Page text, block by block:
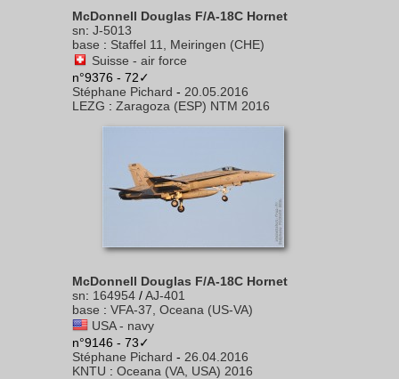
McDonnell Douglas F/A-18C Hornet
sn: J-5013
base : Staffel 11, Meiringen (CHE)
Suisse - air force
n°9376 - 72✓
Stéphane Pichard - 20.05.2016
LEZG : Zaragoza (ESP) NTM 2016
McDonnell Douglas F/A-18C Hornet
sn: 164954 /AJ-401
base : VFA-37, Oceana (US-VA)
USA - navy
n°9146 - 73✓
Stéphane Pichard - 26.04.2016
KNTU : Oceana (VA, USA) 2016